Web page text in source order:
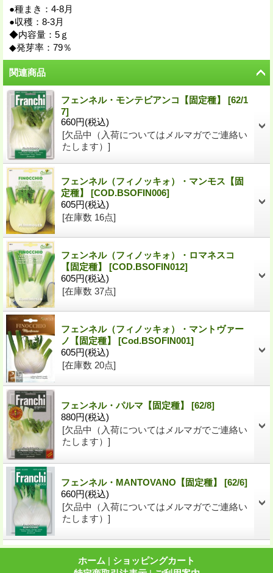
●種まき：4-8月
●収穫：8-3月
◆内容量：5ｇ
◆発芽率：79％
関連商品
フェンネル・モンテビアンコ【固定種】 [62/1
7]
660円(税込)
[欠品中（入荷についてはメルマガでご連絡い
たします）]
フェンネル（フィノッキォ）・マンモス【固
定種】 [COD.BSOFIN006]
605円(税込)
[在庫数 16点]
フェンネル（フィノッキォ）・ロマネスコ
【固定種】 [COD.BSOFIN012]
605円(税込)
[在庫数 37点]
フェンネル（フィノッキォ）・マントヴァー
ノ【固定種】 [Cod.BSOFIN001]
605円(税込)
[在庫数 20点]
フェンネル・パルマ【固定種】 [62/8]
880円(税込)
[欠品中（入荷についてはメルマガでご連絡い
たします）]
フェンネル・MANTOVANO【固定種】 [62/6]
660円(税込)
[欠品中（入荷についてはメルマガでご連絡い
たします）]
ホーム | ショッピングカート